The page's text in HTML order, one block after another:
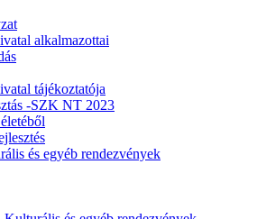
alkalmazottai
tájékoztatója
-SZK NT 2023
és egyéb rendezvények